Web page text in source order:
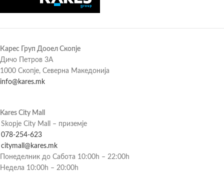
Карес Груп Дооел Скопје
Дичо Петров 3А
1000 Скопје, Северна Македонија
info@kares.mk
Kares City Mall
Skopje City Mall – приземје
078-254-623
citymall@kares.mk
Понеделник до Сабота 10:00h – 22:00h
Недела 10:00h – 20:00h